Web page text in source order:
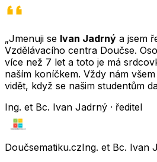
„Jmenuji se Ivan Jadrný a jsem
Vzdělávacího centra Doučse.
více než 7 let a toto je má
naším koníčkem. Vždy nám
vidět, když se našim studentům
Ing. et Bc. Ivan Jadrný · ředitel
Doučsematiku.czIng. et Bc. Ivan